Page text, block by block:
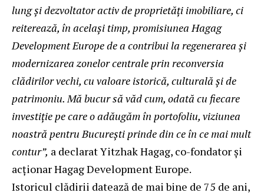
lung și dezvoltator activ de proprietăți imobiliare, ci
reiterează, în același timp, promisiunea Hagag
Development Europe de a contribui la regenerarea și
modernizarea zonelor centrale prin reconversia
clădirilor vechi, cu valoare istorică, culturală și de
patrimoniu. Mă bucur să văd cum, odată cu fiecare
investiție pe care o adăugăm în portofoliu, viziunea
noastră pentru București prinde din ce în ce mai mult
contur”, a declarat Yitzhak Hagag, co-fondator și
acţionar Hagag Development Europe.
Istoricul clădirii datează de mai bine de 75 de ani,